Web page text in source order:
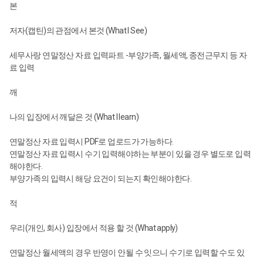
본
저자(캡틴)의 관점에서 본것 (What I See)
세무사랑 연말정산 자료 입력파트 -부양가족, 월세액, 종전근무지 등 자
료 입력
깨
나의 입장에서 깨달은 것 (What I learn)
연말정산 자료 입력시 PDF로 업로드가 가능하다.
연말정산 자료 입력시 수기 입력해야하는 부분이 있을 경우 별도로 입력
해야한다.
부양가족의 입력시 해당 요건이 되는지 확인해야한다.
적
우리(개인, 회사) 입장에서 적용 할 것 (What apply)
연말정산 월세액의 경우 반영이 안될 수 잇으니 수기로 입력할 수도 있